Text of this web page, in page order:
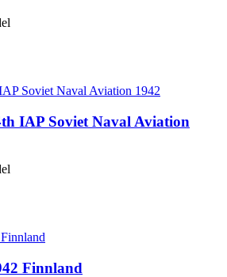
IAP Soviet Naval Aviation
Finnland